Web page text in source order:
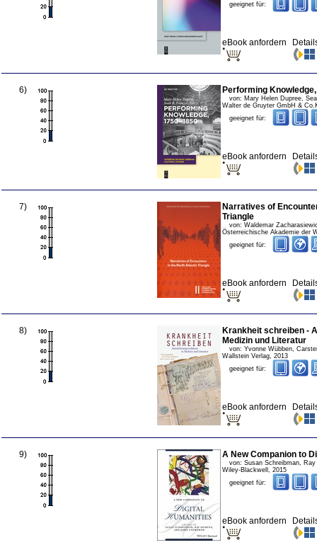
geeignet für:
eBook anfordern
6) Performing
von: Mary Helen Dupree,
Walter de Gruyter GmbH &
geeignet für:
eBook anfordern
7)
Narratives of
Triangle
von: Waldemar
Österreichische Akademie der
geeignet für:
eBook anfordern
8)
Krankheit schreiben -
Medizin und Literatur
von: Yvonne Wübben,
Wallstein Verlag, 2013
geeignet für:
eBook anfordern
9) A New Companion to
von: Susan Schreibman,
Wiley-Blackwell , 2015
geeignet für:
eBook anfordern